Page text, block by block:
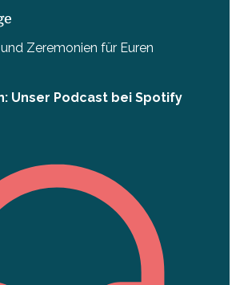
Zeremonien für Euren
Unser Podcast bei Spotify